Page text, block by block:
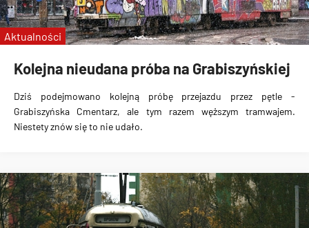
Kolejna nieudana próba na Grabiszyńskiej
Dziś podejmowano kolejną próbę przejazdu przez pętle -
Grabiszyńska Cmentarz, ale tym razem węższym tramwajem.
Niestety znów się to nie udało.
Aktualności